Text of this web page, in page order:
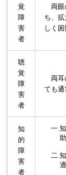
覚
障
害
者
両
ち、
しく
聴
覚
障
害
者
両
ても
知
的
障
害
者
一.
二.